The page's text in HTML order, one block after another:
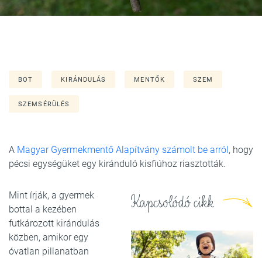
BOT KIRÁNDULÁS MENTŐK SZEM
SZEMSÉRÜLÉS
A Magyar Gyermekmentő Alapítvány számolt be arról, hogy
pécsi egységüket egy kiránduló kisfiúhoz riasztották.
Kapcsolódó cikk
Mint írják, a gyermek
bottal a kezében
futkározott kirándulás
közben, amikor egy
óvatlan pillanatban